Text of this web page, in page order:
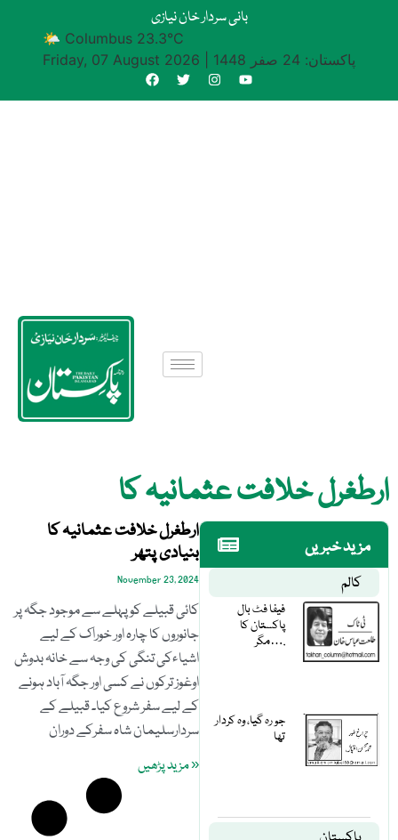
بانی سردار خان نیازی
🌤 Columbus 23.3°C
Friday, 07 August 2026
پاکستان: 24 صفر 1448
ارطغرل خلافت عثمانیہ کا
مزید خبریں
کالم
فیفا فٹ بال
پاکستان کا
مگر….
جو رہ گیا، وہ کردار
تھا
ارطغرل خلافت عثمانیہ کا
بنیادی پتھر
November 23, 2024
کائی قبیلے کوپہلے سے موجود جگہ پر
جانوروں کا چارہ اور خوراک کے لیے
اشیاءکی تنگی کی وجہ سے خانہ بدوش
اوغوز ترکوں نے کسی اور جگہ آباد ہونے
کے لیے سفر شروع کیا۔ قبیلے کے
سردارسلیمان شاہ سفرکے دوران
« مزید پڑھیں